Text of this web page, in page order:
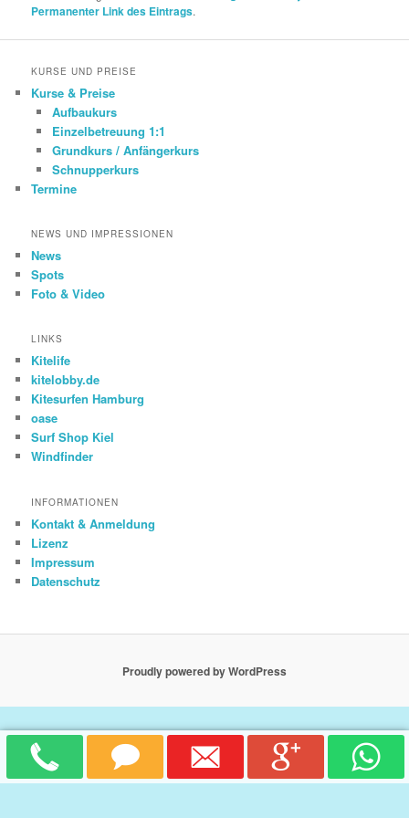
Permanenter Link des Eintrags.
KURSE UND PREISE
Kurse & Preise
Aufbaukurs
Einzelbetreuung 1:1
Grundkurs / Anfängerkurs
Schnupperkurs
Termine
NEWS UND IMPRESSIONEN
News
Spots
Foto & Video
LINKS
Kitelife
kitelobby.de
Kitesurfen Hamburg
oase
Surf Shop Kiel
Windfinder
INFORMATIONEN
Kontakt & Anmeldung
Lizenz
Impressum
Datenschutz
Proudly powered by WordPress